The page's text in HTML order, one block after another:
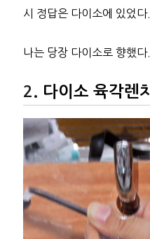
시 정답은 다이소에 있었다.
나는 당장 다이소로 향했다.
다이소 육각렌치